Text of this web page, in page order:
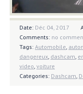
Date: Déc 04, 2017
Comments: no
Tags: Automobile
dangereux dashcam
video voiture
Categories: Dashcam